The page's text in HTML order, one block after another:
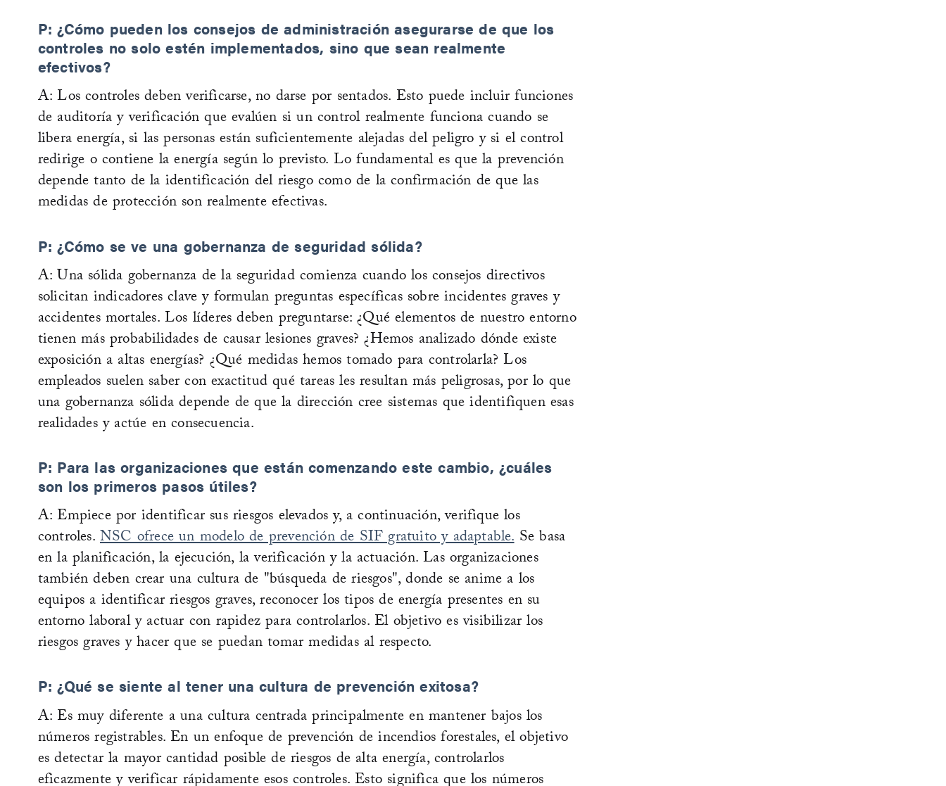
P: ¿Cómo pueden los consejos de administración asegurarse de que los
controles no solo estén implementados, sino que sean realmente
efectivos?
A: Los controles deben verificarse, no darse por sentados. Esto puede incluir funciones
de auditoría y verificación que evalúen si un control realmente funciona cuando se
libera energía, si las personas están suficientemente alejadas del peligro y si el control
redirige o contiene la energía según lo previsto. Lo fundamental es que la prevención
depende tanto de la identificación del riesgo como de la confirmación de que las
medidas de protección son realmente efectivas.
P: ¿Cómo se ve una gobernanza de seguridad sólida?
A: Una sólida gobernanza de la seguridad comienza cuando los consejos directivos
solicitan indicadores clave y formulan preguntas específicas sobre incidentes graves y
accidentes mortales. Los líderes deben preguntarse: ¿Qué elementos de nuestro entorno
tienen más probabilidades de causar lesiones graves? ¿Hemos analizado dónde existe
exposición a altas energías? ¿Qué medidas hemos tomado para controlarla? Los
empleados suelen saber con exactitud qué tareas les resultan más peligrosas, por lo que
una gobernanza sólida depende de que la dirección cree sistemas que identifiquen esas
realidades y actúe en consecuencia.
P: Para las organizaciones que están comenzando este cambio, ¿cuáles
son los primeros pasos útiles?
A: Empiece por identificar sus riesgos elevados y, a continuación, verifique los
controles.NSC ofrece un modelo de prevención de SIF gratuito y adaptable.Se basa
en la planificación, la ejecución, la verificación y la actuación. Las organizaciones
también deben crear una cultura de "búsqueda de riesgos", donde se anime a los
equipos a identificar riesgos graves, reconocer los tipos de energía presentes en su
entorno laboral y actuar con rapidez para controlarlos. El objetivo es visibilizar los
riesgos graves y hacer que se puedan tomar medidas al respecto.
P: ¿Qué se siente al tener una cultura de prevención exitosa?
A: Es muy diferente a una cultura centrada principalmente en mantener bajos los
números registrables. En un enfoque de prevención de incendios forestales, el objetivo
es detectar la mayor cantidad posible de riesgos de alta energía, controlarlos
eficazmente y verificar rápidamente esos controles. Esto significa que los números